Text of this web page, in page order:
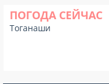
ПОГОДА СЕЙЧАС
Тоганаши